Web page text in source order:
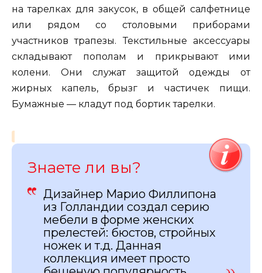
на тарелках для закусок, в общей салфетнице
или рядом со столовыми приборами
участников трапезы. Текстильные аксессуары
складывают пополам и прикрывают ими
колени. Они служат защитой одежды от
жирных капель, брызг и частичек пищи.
Бумажные — кладут под бортик тарелки.
Знаете ли вы?
Дизайнер Марио Филлипона
из Голландии создал серию
мебели в форме женских
прелестей: бюстов, стройных
ножек и т.д. Данная
коллекция имеет просто